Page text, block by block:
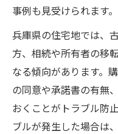
事例も見受けられます。
兵庫県の住宅地では、
方、相続や所有者の移
なる傾向があります。
の同意や承諾書の有無
おくことがトラブル防
ブルが発生した場合は